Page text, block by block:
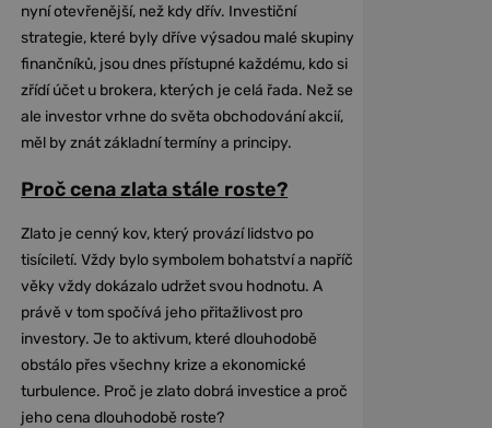
nyní otevřenější, než kdy dřív. Investiční
strategie, které byly dříve výsadou malé skupiny
finančníků, jsou dnes přístupné každému, kdo si
zřídí účet u brokera, kterých je celá řada. Než se
ale investor vrhne do světa obchodování akcií,
měl by znát základní termíny a principy.
Proč cena zlata stále roste?
Zlato je cenný kov, který provází lidstvo po
tisíciletí. Vždy bylo symbolem bohatství a napříč
věky vždy dokázalo udržet svou hodnotu. A
právě v tom spočívá jeho přitažlivost pro
investory. Je to aktivum, které dlouhodobě
obstálo přes všechny krize a ekonomické
turbulence. Proč je zlato dobrá investice a proč
jeho cena dlouhodobě roste?